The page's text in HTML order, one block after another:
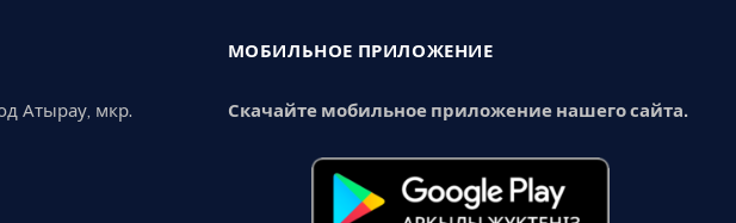
Атырау, мкр.
МОБИЛЬНОЕ ПРИЛОЖЕНИЕ
Скачайте мобильное приложение нашего сайта.